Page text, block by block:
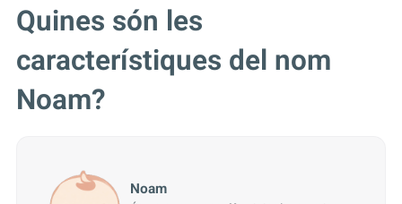
Quines són les
característiques del nom
Noam?
Noam